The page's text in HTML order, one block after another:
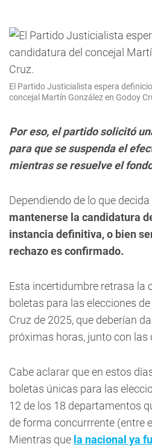
El Partido Justicialista espera
concejal Martín González en Godoy
Por eso, el partido solicitó
para que se suspenda el
mientras se resuelve el
Dependiendo de lo que decida
mantenerse la candidatura
instancia definitiva, o bien
rechazo es confirmado.
Esta incertidumbre retrasa la
boletas para las elecciones
Cruz de 2025, que deberían
próximas horas, junto con las
Cabe aclarar que en estos
boletas únicas para las
12 de los 18 departamentos
de forma concurrrente (entre
Mientras que la nacional ya